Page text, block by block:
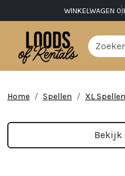
WINKELWAGEN 0
Home Spellen XL Spellen
Bekijk